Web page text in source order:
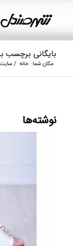
بایگانی برچسب
مکان شما: خانه /
نوشته‌ها